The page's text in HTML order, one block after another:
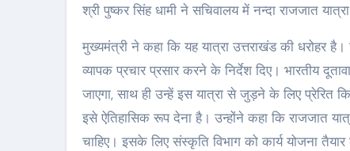
श्री पुष्कर सिंह धामी ने सचिवालय में नन्दा राजजात
मुख्यमंत्री ने कहा कि यह यात्रा उत्तराखंड की धरोहर
व्यापक प्रचार प्रसार करने के निर्देश दिए। भारतीय
जाएगा, साथ ही उन्हें इस यात्रा से जुड़ने के लिए प्रेरित
इसे ऐतिहासिक रूप देना है। उन्होंने कहा कि राजजात
चाहिए। इसके लिए संस्कृति विभाग को कार्य योजना